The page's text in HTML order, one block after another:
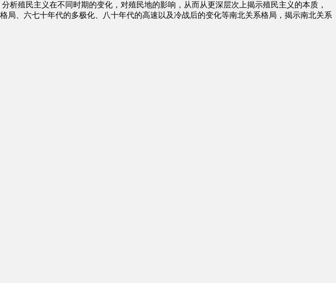
析殖民主义在不同时期的变化，对殖民地的影响，从而从更深层次上揭示殖民主义的本质，
局、六七十年代的多极化、八十年代的高速以及冷战后的变化等南北关系格局，揭示南北关系